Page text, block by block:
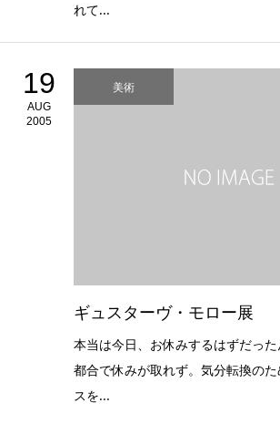
れて...
19
AUG
2005
美術
ギュスターヴ・モロー展
本当は今日、お休みするはずだっ
都合で休みが取れず。気分転換の
スを...